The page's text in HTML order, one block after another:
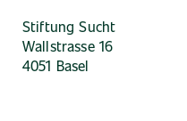
Stiftung Sucht
Wallstrasse 16
4051 Basel